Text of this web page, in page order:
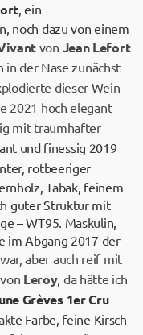
, ein
noch dazu von einem
von Jean Lefort
in der Nase zunächst
dieser Wein
2021 hoch elegant
mit traumhafter
und finessig 2019
rotbeeriger
Tabak, feinem
guter Struktur mit
– WT95. Maskulin,
im Abgang 2017 der
aber auch reif mit
von Leroy, da hätte ich
Grèves 1er Cru
Farbe, feine Kirsch-